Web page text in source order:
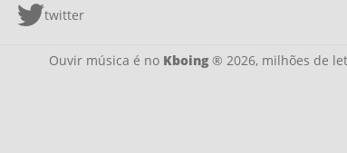
twitter
Ouvir música é no Kboing® 2026, milhões de